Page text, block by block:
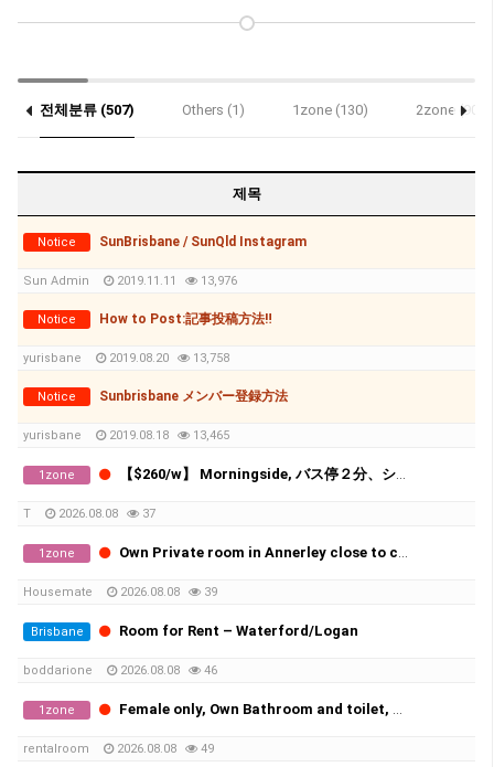
전체분류 (507) Others (1) 1zone (130) 2zone (90)
제목
Notice SunBrisbane / SunQld Instagram
Sun Admin 2019.11.11 13,976
Notice How to Post:記事投稿方法‼
yurisbane 2019.08.20 13,758
Notice Sunbrisbane メンバー登録方法
yurisbane 2019.08.18 13,465
1zone 【$260/w】 Morningside, バス停２分、ショッピングセンター５分！ 鍵付き一人部屋、すべて込み！
T 2026.08.08 37
1zone Own Private room in Annerley close to city and UQ
Housemate 2026.08.08 39
Brisbane Room for Rent – Waterford/Logan
boddarione 2026.08.08 46
1zone Female only, Own Bathroom and toilet, Move in Today
rentalroom 2026.08.08 49